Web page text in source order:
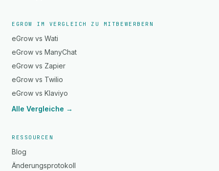
EGROW IM VERGLEICH ZU MITBEWERBERN
eGrow vs Wati
eGrow vs ManyChat
eGrow vs Zapier
eGrow vs Twilio
eGrow vs Klaviyo
Alle Vergleiche →
RESSOURCEN
Blog
Änderungsprotokoll